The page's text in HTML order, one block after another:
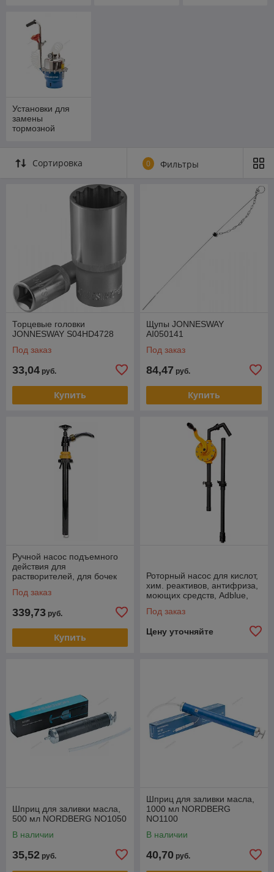
Установки для
замены
тормозной
Сортировка 0 Фильтры
Торцевые головки
JONNESWAY S04HD4728
Под заказ
33,04 руб.
Купить
Щупы JONNESWAY
AI050141
Под заказ
84,47 руб.
Купить
Ручной насос подъемного
действия для
растворителей, для бочек
Под заказ
339,73 руб.
Купить
Роторный насос для кислот,
хим. реактивов, антифриза,
моющих средств, Adblue,
Под заказ
Цену уточняйте
Шприц для заливки масла,
500 мл NORDBERG NO1050
В наличии
35,52 руб.
Шприц для заливки масла,
1000 мл NORDBERG
NO1100
В наличии
40,70 руб.